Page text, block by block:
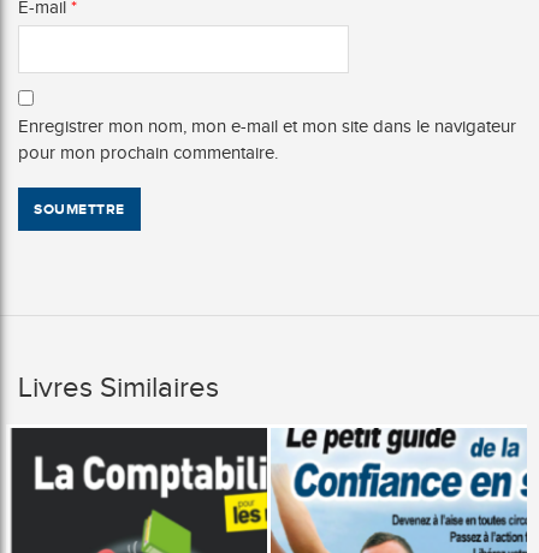
E-mail *
Enregistrer mon nom, mon e-mail et mon site dans le navigateur
pour mon prochain commentaire.
Livres Similaires